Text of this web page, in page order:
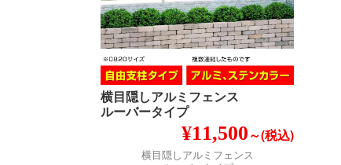
横目隠しアルミフェンス
ルーバータイプ
¥11,500～(税込)
横目隠しアルミフェンス